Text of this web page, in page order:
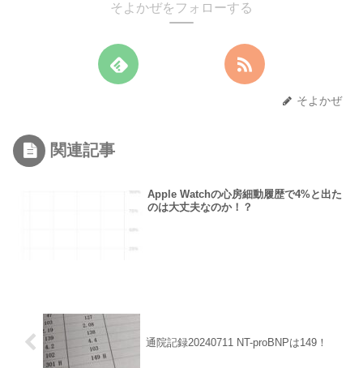
そよかぜをフォローする
そよかぜ
関連記事
Apple Watchの心房細動履歴で4%と出た
のは大丈夫なのか！？
通院記録20240711 NT-proBNPは149！